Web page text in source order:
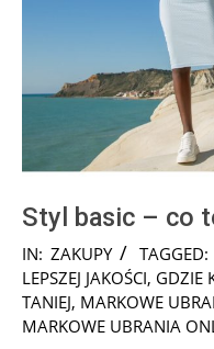
Styl basic – co
2025-
08-
01
IN: ZAKUPY TAGGED:
LEPSZEJ JAKOŚCI, GDZIE
TANIEJ, MARKOWE
MARKOWE UBRANIA